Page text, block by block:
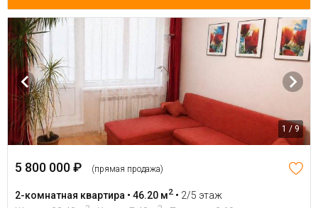
1 / 9
5 800 000 ₽ (прямая продажа)
2-комнатная квартира • 46.20 м2 • 2/5 этаж